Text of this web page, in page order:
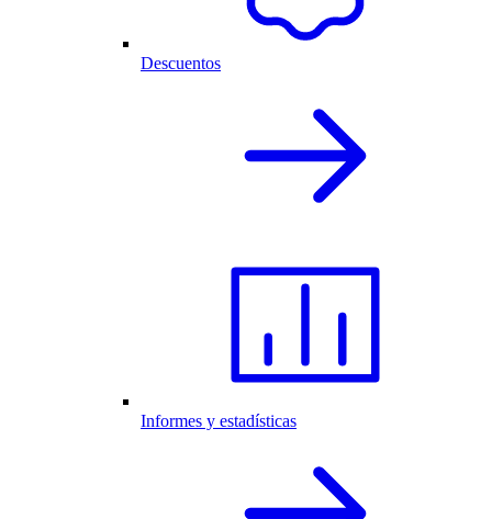
Descuentos
Informes y estadísticas